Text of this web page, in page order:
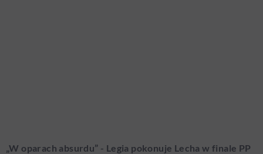
„W oparach absurdu” - Legia pokonuje Lecha w finale PP